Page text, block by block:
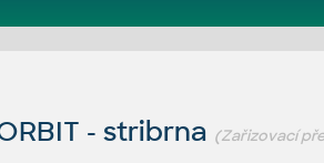
- stribrna (Zařizovací